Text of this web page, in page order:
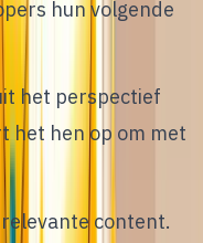
hun volgende
het perspectief
het hen op om met
content.